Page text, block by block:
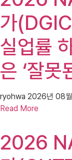
가
실업률
은 ‘잘못
ryohwa 2026년 08
Read More
2026